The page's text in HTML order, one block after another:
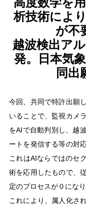
析技術によ
が不
越波検出ア
発。日本気
同出
今回、共同で特許出願
いることで、監視カメ
をAIで自動判別し、越
ートを発信する等の対
これはAIならではのセ
術を応用したもので、
定のプロセスが０になり
これにより、属人化さ